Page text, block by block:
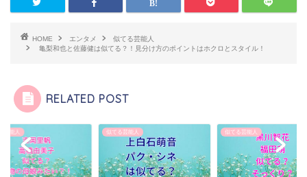
HOME エンタメ
似てる芸能人
亀梨和也と佐藤健は似てる？！見分け方のポイントはホクロとスタイル！
RELATED POST
芸能人 似てる芸能人 似てる芸能人